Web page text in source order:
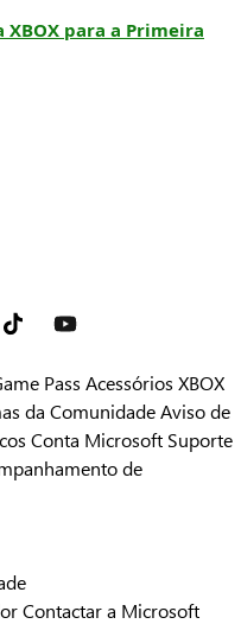
para a Primeira
Pass Acessórios XBOX
da ComunidadeAviso de
Conta Microsoft Suporte
de
Contactar a Microsoft